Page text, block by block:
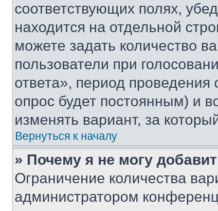
соответствующих полях,
находится на отдельной
можете задать количество
пользователи при
ответа», период проведения
опрос будет постоянным) и
изменять вариант, за
Вернуться к началу
» Почему я не могу
Ограничение количества
администратором